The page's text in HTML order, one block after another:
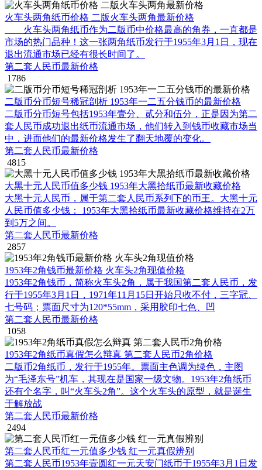
火车头两角纸币价格 二版火车头两角最新价格
火车头两角纸币作为二版币中价格最高的角券，一直都是
市场的热门品种！这一张两角纸币发行于1955年3月1日，现在
退出流通市场已经有很长时间了。
第二套人民币最新价格
1786
二版币分币短号稀冠剖析 1953年一二五分钱币的最新价格
二版币分币短号包括1953年壹分、贰分和伍分，正是因为第二
套人民币成功退出纸币流通市场，他们转入到钱币收藏市场当
中，进而他们的最新价格发生了翻天地覆的变化。
第二套人民币最新价格
4815
大黑十元人民币值多少钱 1953年大黑拾纸币最新收藏价格
大黑十元人民币，属于第二套人民币系列下的币王。大黑十元
人民币值多少钱： 1953年大黑拾纸币最新收藏价格维持在2万
到5万之间。
第二套人民币最新价格
2857
1953年2角钱币最新价格 火车头2角现值价格
1953年2角钱币，简称火车头2角，属于我国第二套人民币，发
行于1955年3月1日，1971年11月15日开始只收不付，三字冠、
七号码；票面尺寸为120*55mm，采用胶印七色、凹
第二套人民币最新价格
1058
1953年2角纸币真假怎么辩真 第二套人民币2角价格
二版币2角纸币，发行于1955年。票面主色调为绿色，主图
为“毛泽东号”机车，其现在是国家一级文物。1953年2角纸币
还有个名字，叫“火车头2角”。这个火车头的原型，就是诞生
于解放战
第二套人民币最新价格
2494
第二套人民币红一元值多少钱 红一元真假辨别
第二套人民币1953年壹圆红一元天安门纸币于1955年3月1日发